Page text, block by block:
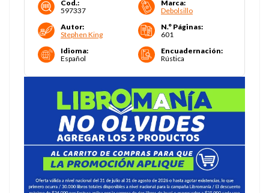
Cod.:
597337
Marca:
Debolsillo
Autor:
Stephen King
N.° Páginas:
601
Idioma:
Español
Encuadernación:
Rústica